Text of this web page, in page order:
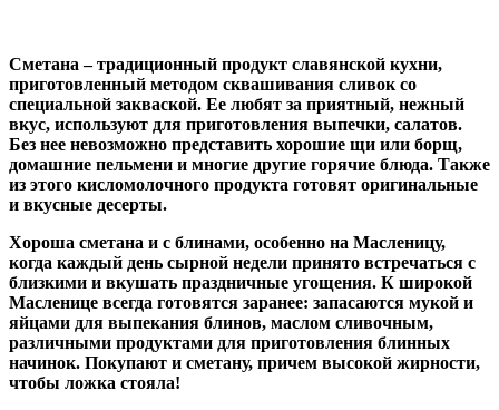
Сметана – традиционный продукт славянской кухни,
приготовленный методом сквашивания сливок со
специальной закваской. Ее любят за приятный, нежный
вкус, используют для приготовления выпечки, салатов.
Без нее невозможно представить хорошие щи или борщ,
домашние пельмени и многие другие горячие блюда. Также
из этого кисломолочного продукта готовят оригинальные
и вкусные десерты.
Хороша сметана и с блинами, особенно на Масленицу,
когда каждый день сырной недели принято встречаться с
близкими и вкушать праздничные угощения. К широкой
Масленице всегда готовятся заранее: запасаются мукой и
яйцами для выпекания блинов, маслом сливочным,
различными продуктами для приготовления блинных
начинок. Покупают и сметану, причем высокой жирности,
чтобы ложка стояла!